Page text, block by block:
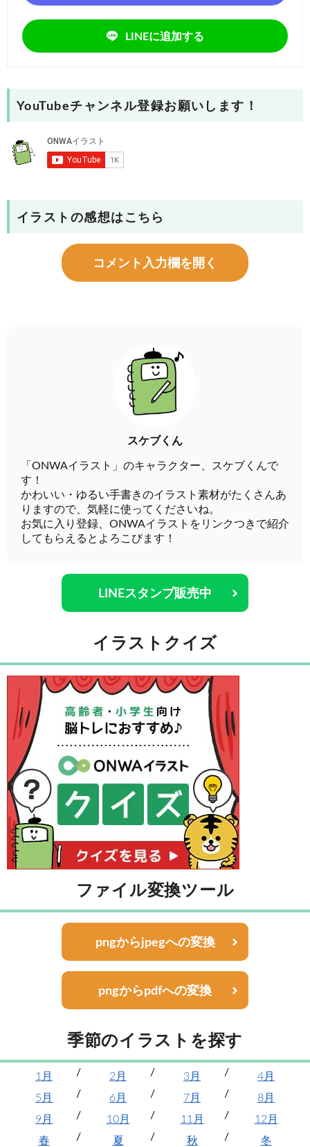
LINEに追加する
YouTubeチャンネル登録お願いします！
イラストの感想はこちら
コメント入力欄を開く
スケブくん
「ONWAイラスト」のキャラクター、スケブくんで
す！
かわいい・ゆるい手書きのイラスト素材がたくさんあ
りますので、気軽に使ってくださいね。
お気に入り登録、ONWAイラストをリンクつきで紹介
してもらえるとよろこびます！
LINEスタンプ販売中
イラストクイズ
ファイル変換ツール
pngからjpegへの変換
pngからpdfへの変換
季節のイラストを探す
1月 2月 3月
4月
5月
6月 7月
8月
9月
10月 11月
12月
春
夏 秋 冬